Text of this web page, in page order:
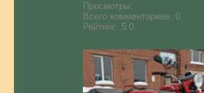
Просмотры:
Всего комментариев: 0
Рейтинг: 5.0